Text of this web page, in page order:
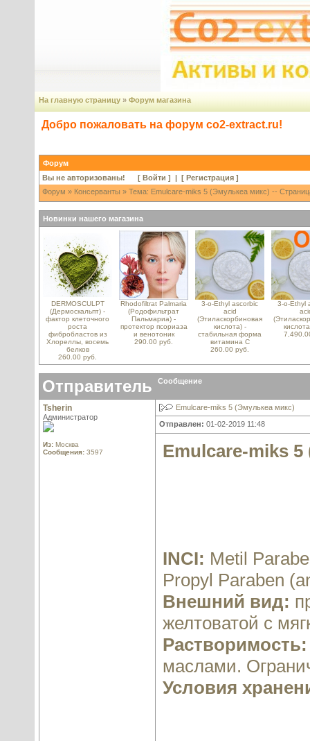
На главную страницу » Форум магазина
Добро пожаловать на форум co2-extract.ru!
Форум
Вы не авторизованы! [ Войти ] | [ Регистрация ]
Форум » Консерванты » Тема: Emulcare-miks 5 (Эмулькеа микс) --
Новинки нашего магазина
DERMOSCULPT
(Дермоскальпт) -
фактор клеточного
роста
фибробластов из
Хлореллы, восемь
белков
260.00 руб.
Rhodofiltrat Palmaria
(Родофильтрат
Пальмариа) -
протектор псориаза
и венотоник
290.00 руб.
3-o-Ethyl ascorbic
acid
(Этиласкорбиновая
кислота) -
стабильная форма
витамина С
260.00 руб.
3-o-Ethyl
Отправитель Сообщение
Tsherin
Администратор
Из: Москва
Сообщения: 3597
Emulcare-miks 5 (Эмулькеа микс)
Отправлен: 01-02-2019 11:48
Emulcare-miks
INCI: Metil
Propyl Paraben
Внешний вид:
желтоватой с
Растворимость:
маслами.
Условия